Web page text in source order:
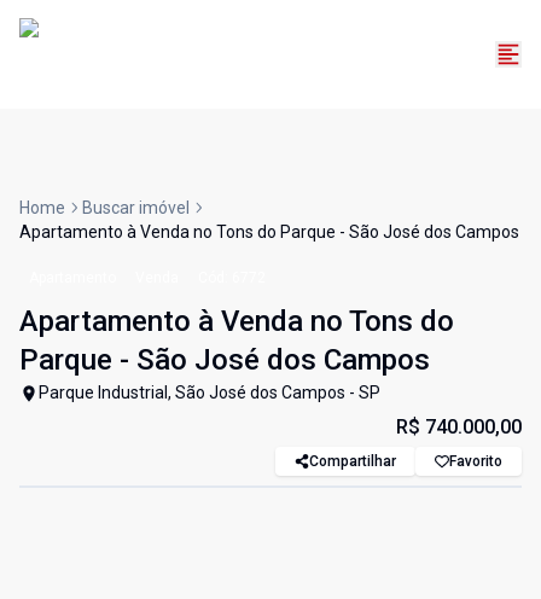
Home
Buscar imóvel
Apartamento à Venda no Tons do Parque - São José dos Campos
Apartamento à Venda no Tons do
Parque - São José dos Campos
Parque Industrial, São José dos Campos - SP
R$ 740.000,00
Compartilhar Favorito